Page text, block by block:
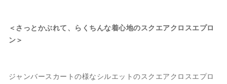
＜さっとかぶれて、らくちんな着心地のスクエアクロスエプロ
ン＞
ジャンバースカートの様なシルエットのスクエアクロスエプロ